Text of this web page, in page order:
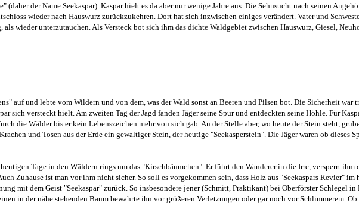
der Name Seekaspar). Kaspar hielt es da aber nur wenige Jahre aus. Die Sehnsucht nach seinen
wieder nach Hauswurz zurückzukehren. Dort hat sich inzwischen einiges verändert. Vater und
wieder unterzutauchen. Als Versteck bot sich ihm das dichte Waldgebiet zwischen Hauswurz, Giesel,
auf und lebte vom Wildern und von dem, was der Wald sonst an Beeren und Pilsen bot. Die Sicherheit war
sich versteckt hielt. Am zweiten Tag der Jagd fanden Jäger seine Spur und entdeckten seine Höhle. Für
die Wälder bis er kein Lebenszeichen mehr von sich gab. An der Stelle aber, wo heute der Stein steht,
und Tosen aus der Erde ein gewaltiger Stein, der heutige "Seekasperstein". Die Jäger waren ob dieses
Tage in den Wäldern rings um das "Kirschbäumchen". Er führt den Wanderer in die Irre, versperrt
Zuhause ist man vor ihm nicht sicher. So soll es vorgekommen sein, dass Holz aus "Seekaspars Revier"
mit dem Geist "Seekaspar" zurück. So insbesondere jener (Schmitt, Praktikant) bei Oberförster Schlegel
in der nähe stehenden Baum bewahrte ihn vor größeren Verletzungen oder gar noch vor Schlimmerem. Ob